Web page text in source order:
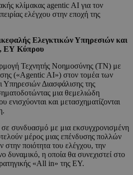
κλίμακας agentic AI για τον
ελέγχου στην εποχή της
Ελεγκτικών Υπηρεσιών και
ΕΥ Κύπρου
Τεχνητής Νοημοσύνης (ΤΝ) με
(«Agentic AI») στον τομέα των
Υπηρεσιών Διασφάλισης της
μια θεμελιώδη
ενισχύονται και μετασχηματίζονται
σε συνδυασμό με μια εκσυγχρονισμένη
μέρος μιας επένδυσης πολλών
ποιότητα του ελέγχου, την
δυναμικό, η οποία θα συνεχιστεί στο
«All in» της EY.